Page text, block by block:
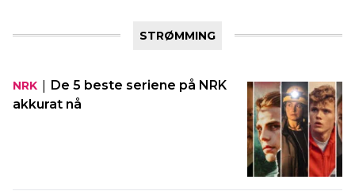
STRØMMING
NRK | De 5 beste seriene på NRK
akkurat nå